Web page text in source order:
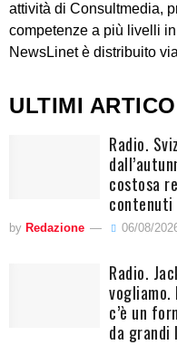
attività di Consultmedia,
competenze a più livelli
NewsLinet è distribuito
ULTIMI
Radio.
costosa
contenuti
by Redazione 06/08/
Radio.
c’è un
da